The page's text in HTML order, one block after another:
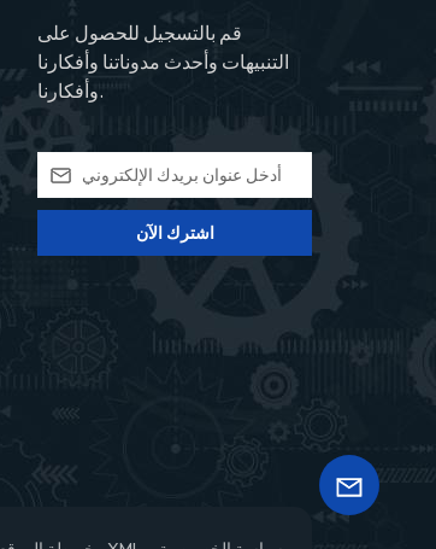
قم بالتسجيل للحصول على
التنبيهات وأحدث مدوناتنا وأفكارنا
وأفكارنا.
اشترك الآن